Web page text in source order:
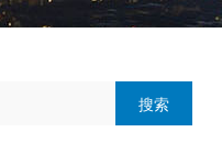
搜索